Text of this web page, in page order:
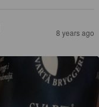
8 years ago